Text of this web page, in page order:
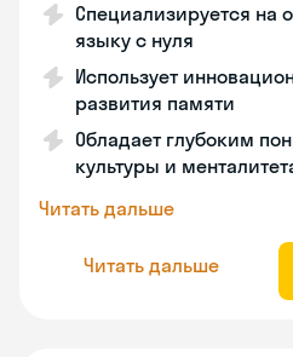
Специализируется на
языку с нуля
Использует
развития памяти
Обладает глубоким
культуры и
Читать дальше
Читать дальше